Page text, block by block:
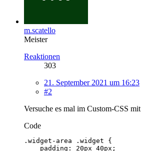
m.scatello
Meister
Reaktionen
303
21. September 2021 um 16:23
#2
Versuche es mal im Custom-CSS mit
Code